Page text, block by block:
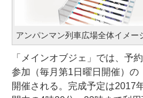
アンパンマン列車広場全体イメー
「メインオブジェ」では、予
参加（毎月第1日曜日開催）の
開催される。完成予定は2017